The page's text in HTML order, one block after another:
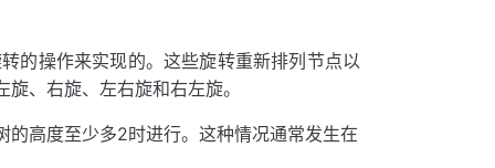
的操作来实现的。这些旋转重新排列节点以
、右旋、左右旋和右左旋。
的高度至少多2时进行。这种情况通常发生在